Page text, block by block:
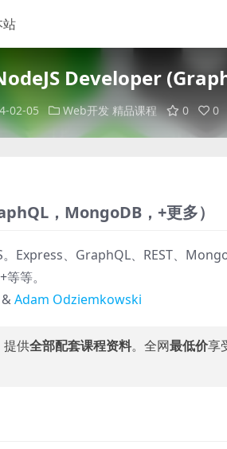
站
Developer
02-05 Web开发 精品课程 0 0
，MongoDB，+更多）
Express、GraphQL、REST、
等。
&Adam Odziemkowski
提供全部配套课程资料。全网最低价享